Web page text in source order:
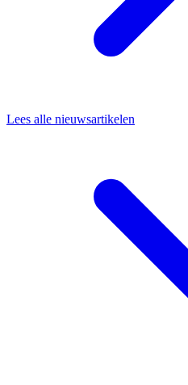
Lees alle nieuwsartikelen